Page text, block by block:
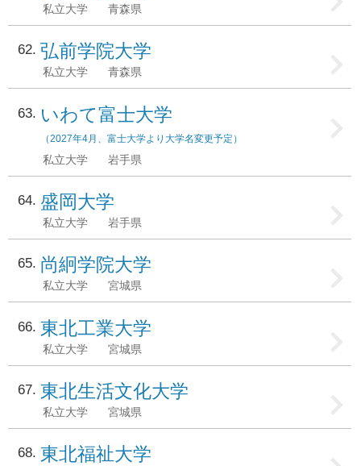
私立大学 青森県
62 弘前学院大学
私立大学 青森県
63 いわて富士大学
（2027年4月、富士大学より大学名変更予定）
私立大学 岩手県
64 盛岡大学
私立大学 岩手県
65 尚絅学院大学
私立大学 宮城県
66 東北工業大学
私立大学 宮城県
67 東北生活文化大学
私立大学 宮城県
68 東北福祉大学